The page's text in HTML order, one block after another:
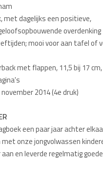
en Leiderschap
met dagelijks een positieve,
overdenking
mooi voor aan tafel of
met flappen, 11,5 bij 17 cm,
2014 (4e druk)
een paar jaar achter
onze jongvolwassen
en leverde regelmatig goede